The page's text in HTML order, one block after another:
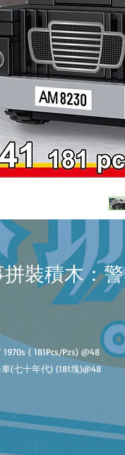
拼裝積木：
1970s ( 181Pcs/Pzs) @48
(七十年代) (181塊)@48